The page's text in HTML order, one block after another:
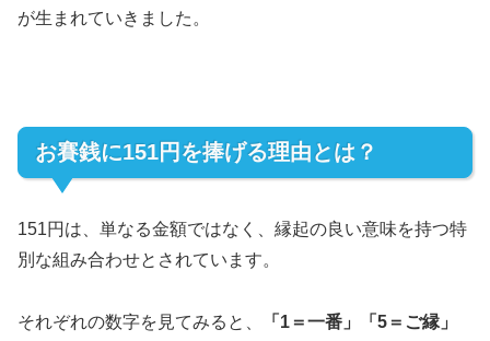
が生まれていきました。
お賽銭に151円を捧げる理由とは？
151円は、単なる金額ではなく、縁起の良い意味を持つ特
別な組み合わせとされています。
それぞれの数字を見てみると、
「1＝一番」「5＝ご縁」